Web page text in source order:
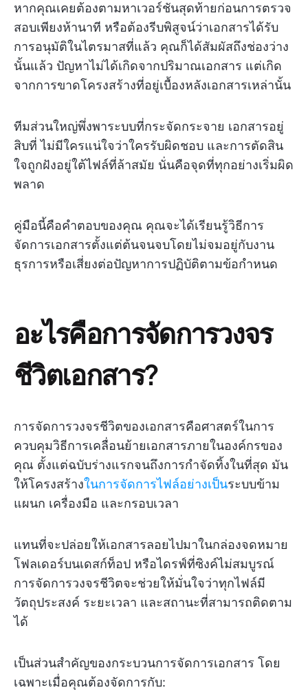
หากคุณเคยต้องตามหาเวอร์ชันสุดท้ายก่อนการตรวจ
สอบเพียงห้านาที หรือต้องรีบพิสูจน์ว่าเอกสารได้รับ
การอนุมัติในไตรมาสที่แล้ว คุณก็ได้สัมผัสถึงช่องว่าง
นั้นแล้ว ปัญหาไม่ได้เกิดจากปริมาณเอกสาร แต่เกิด
จากการขาดโครงสร้างที่อยู่เบื้องหลังเอกสารเหล่านั้น
ทีมส่วนใหญ่พึ่งพาระบบที่กระจัดกระจาย เอกสารอยู่
สิบที่ ไม่มีใครแน่ใจว่าใครรับผิดชอบ และการตัดสิน
ใจถูกฝังอยู่ใต้ไฟล์ที่ล้าสมัย นั่นคือจุดที่ทุกอย่างเริ่มผิด
พลาด
คู่มือนี้คือคำตอบของคุณ คุณจะได้เรียนรู้วิธีการ
จัดการเอกสารตั้งแต่ต้นจนจบโดยไม่จมอยู่กับงาน
ธุรการหรือเสี่ยงต่อปัญหาการปฏิบัติตามข้อกำหนด
อะไรคือการจัดการวงจร
ชีวิตเอกสาร?
การจัดการวงจรชีวิตของเอกสารคือศาสตร์ในการ
ควบคุมวิธีการเคลื่อนย้ายเอกสารภายในองค์กรของ
คุณ ตั้งแต่ฉบับร่างแรกจนถึงการกำจัดทิ้งในที่สุด มัน
ให้โครงสร้างในการจัดการไฟล์อย่างเป็นระบบข้าม
แผนก เครื่องมือ และกรอบเวลา
แทนที่จะปล่อยให้เอกสารลอยไปมาในกล่องจดหมาย
โฟลเดอร์บนเดสก์ท็อป หรือไดรฟ์ที่ซิงค์ไม่สมบูรณ์
การจัดการวงจรชีวิตจะช่วยให้มั่นใจว่าทุกไฟล์มี
วัตถุประสงค์ ระยะเวลา และสถานะที่สามารถติดตาม
ได้
เป็นส่วนสำคัญของกระบวนการจัดการเอกสาร โดย
เฉพาะเมื่อคุณต้องจัดการกับ: